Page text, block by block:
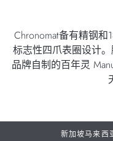
Chronomat备有精钢
标志性四爪表圈设计
品牌自制的百年灵
新加坡马来西